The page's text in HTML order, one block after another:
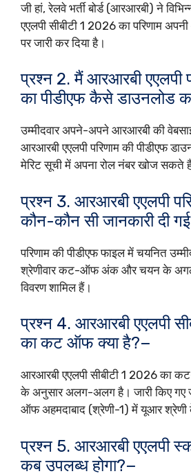
जी हां, रेलवे भर्ती बोर्ड (आरआरबी) ने
एएलपी सीबीटी 1 2026 का परिणाम
पर जारी कर दिया है।
प्रश्न 2. मैं आरआरबी एएलपी
का पीडीएफ कैसे डाउनलोड
उम्मीदवार अपने-अपने आरआरबी की
आरआरबी एएलपी परिणाम की पीडीएफ
मेरिट सूची में अपना रोल नंबर खोज सकते
प्रश्न 3. आरआरबी एएलपी
कौन-कौन सी जानकारी दी
परिणाम की पीडीएफ फाइल में चयनित
श्रेणीवार कट-ऑफ अंक और चयन के
विवरण शामिल हैं।
प्रश्न 4. आरआरबी एएलपी
का कट ऑफ क्या है?−
आरआरबी एएलपी सीबीटी 1 2026 का
के अनुसार अलग-अलग है। जारी किए
ऑफ अहमदाबाद (श्रेणी-1) में यूआर
प्रश्न 5. आरआरबी एएलपी
कब उपलब्ध होगा?−